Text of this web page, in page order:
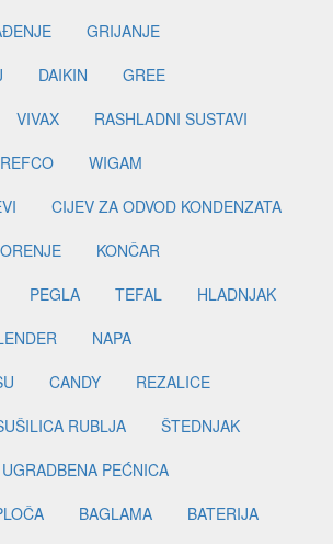
GRIJANJE
DAIKIN
GREE
VIVAX
RASHLADNI SUSTAVI
REFCO
WIGAM
CIJEV ZA ODVOD KONDENZATA
KONČAR
PEGLA TEFAL
HLADNJAK
NAPA
CANDY
REZALICE
RUBLJA
ŠTEDNJAK
UGRADBENA PEĆNICA
BAGLAMA
BATERIJA